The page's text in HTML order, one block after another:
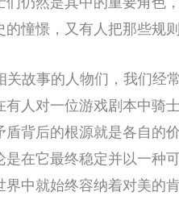
的憧憬，又有人把那些规
关故事的人物们，我们经
人对一位游戏剧本中骑
盾背后的根源就是各自的
是在它最终稳定并以一种
界中就始终容纳着对美的